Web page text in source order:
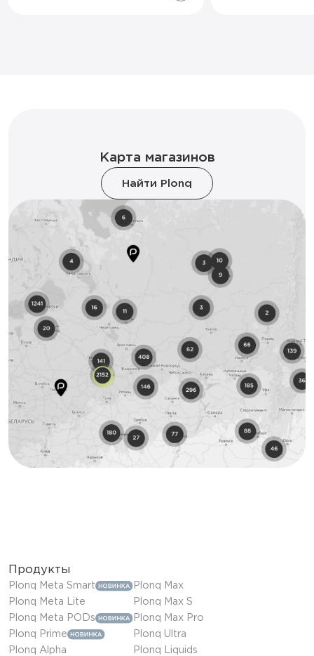
Карта магазинов
Найти Plonq
Продукты
Plonq Meta Smart
Plonq Meta Lite
Plonq Meta PODs
Plonq Prime
Plonq Alpha
Plonq Max
Plonq Max S
Plonq Max Pro
Plonq Ultra
Plonq Liquids